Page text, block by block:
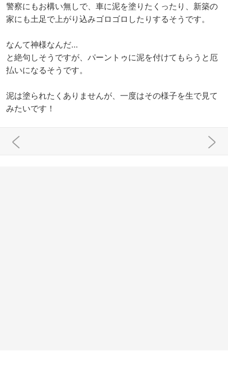
警察にもお構い無しで、車に泥を塗りたくったり、新築の
家にも土足で上がり込みゴロゴロしたりするそうです。
なんて神様なんだ…
と絶句しそうですが、パーントゥに泥を付けてもらうと厄
払いになるそうです。
泥は塗られたくありませんが、一度はその様子を生で見て
みたいです！